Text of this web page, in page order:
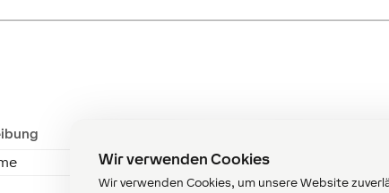
Wir verwenden Cookies
Wir verwenden Cookies, um unsere Website
Durchschnittszeit min
Umrechnungsfaktor
- ∞